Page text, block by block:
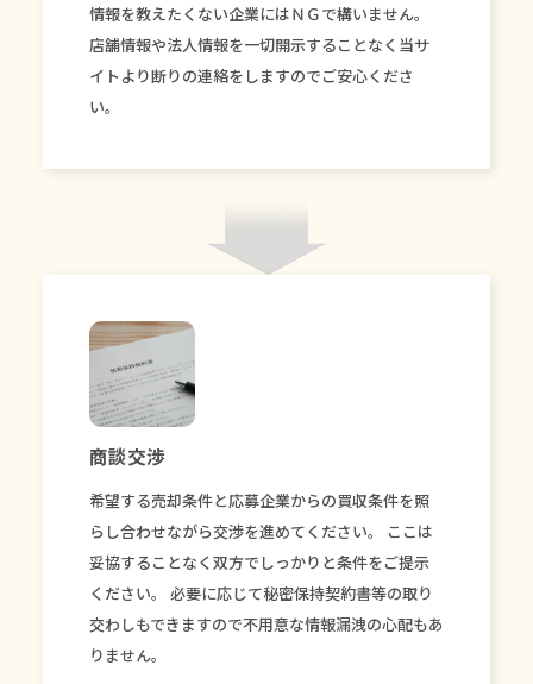
情報を教えたくない企業にはＮＧで構いません。
店舗情報や法人情報を一切開示することなく当サ
イトより断りの連絡をしますのでご安心くださ
い。
商談交渉
希望する売却条件と応募企業からの買収条件を照
らし合わせながら交渉を進めてください。 ここは
妥協することなく双方でしっかりと条件をご提示
ください。 必要に応じて秘密保持契約書等の取り
交わしもできますので不用意な情報漏洩の心配もあ
りません。